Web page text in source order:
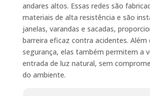
andares altos. Essas redes são
materiais de alta resistência e são
janelas, varandas e sacadas,
barreira eficaz contra acidentes. Além
segurança, elas também permitem a
entrada de luz natural, sem
do ambiente.